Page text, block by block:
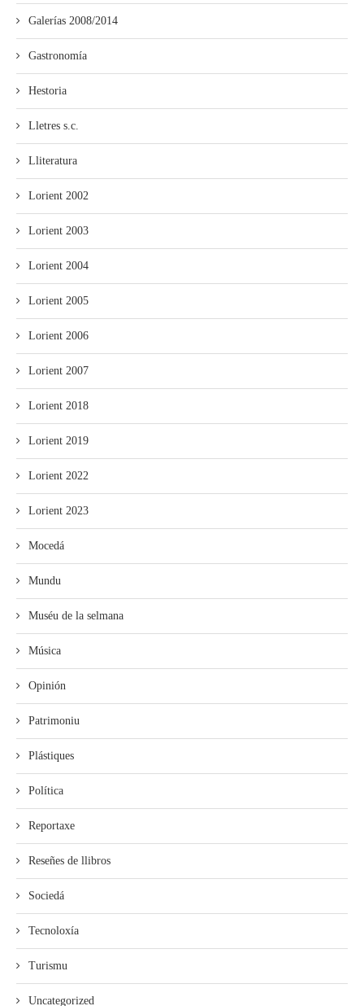
Galerías 2008/2014
Gastronomía
Hestoria
Lletres s.c.
Lliteratura
Lorient 2002
Lorient 2003
Lorient 2004
Lorient 2005
Lorient 2006
Lorient 2007
Lorient 2018
Lorient 2019
Lorient 2022
Lorient 2023
Mocedá
Mundu
Muséu de la selmana
Música
Opinión
Patrimoniu
Plástiques
Política
Reportaxe
Reseñes de llibros
Sociedá
Tecnoloxía
Turismu
Uncategorized